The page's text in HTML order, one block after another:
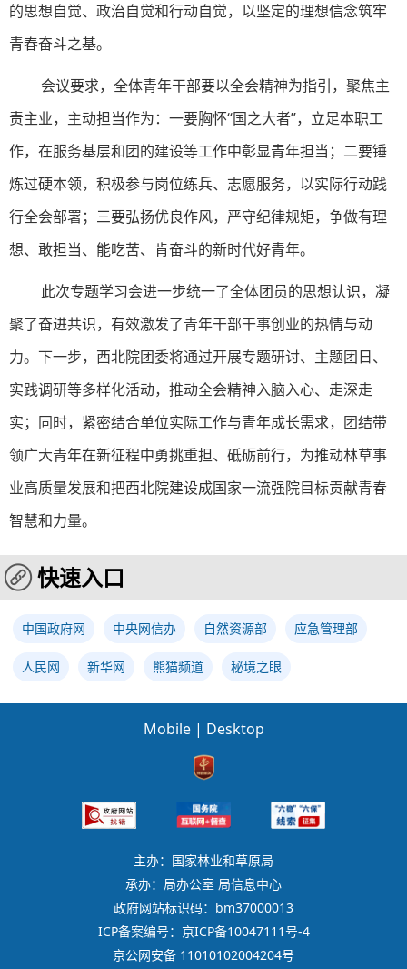
的思想自觉、政治自觉和行动自觉，以坚定的理想信念筑牢
青春奋斗之基。
会议要求，全体青年干部要以全会精神为指引，聚焦主
责主业，主动担当作为：一要胸怀“国之大者”，立足本职工
作，在服务基层和团的建设等工作中彰显青年担当；二要锤
炼过硬本领，积极参与岗位练兵、志愿服务，以实际行动践
行全会部署；三要弘扬优良作风，严守纪律规矩，争做有理
想、敢担当、能吃苦、肯奋斗的新时代好青年。
此次专题学习会进一步统一了全体团员的思想认识，凝
聚了奋进共识，有效激发了青年干部干事创业的热情与动
力。下一步，西北院团委将通过开展专题研讨、主题团日、
实践调研等多样化活动，推动全会精神入脑入心、走深走
实；同时，紧密结合单位实际工作与青年成长需求，团结带
领广大青年在新征程中勇挑重担、砥砺前行，为推动林草事
业高质量发展和把西北院建设成国家一流强院目标贡献青春
智慧和力量。
快速入口
中国政府网 中央网信办 自然资源部 应急管理部
人民网 新华网 熊猫频道 秘境之眼
Mobile | Desktop
主办：国家林业和草原局
承办：局办公室 局信息中心
政府网站标识码：bm37000013
ICP备案编号：京ICP备10047111号-4
京公网安备 11010102004204号